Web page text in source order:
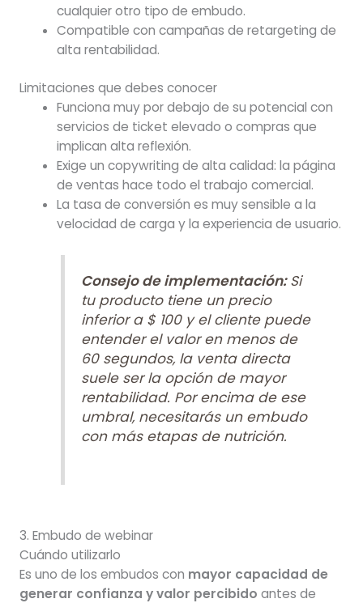
cualquier otro tipo de embudo.
Compatible con campañas de retargeting de
alta rentabilidad.
Limitaciones que debes conocer
Funciona muy por debajo de su potencial con
servicios de ticket elevado o compras que
implican alta reflexión.
Exige un copywriting de alta calidad: la página
de ventas hace todo el trabajo comercial.
La tasa de conversión es muy sensible a la
velocidad de carga y la experiencia de usuario.
Consejo de implementación:Si
tu producto tiene un precio
inferior a $ 100 y el cliente puede
entender el valor en menos de
60 segundos, la venta directa
suele ser la opción de mayor
rentabilidad. Por encima de ese
umbral, necesitarás un embudo
con más etapas de nutrición.
3. Embudo de webinar
Cuándo utilizarlo
Es uno de los embudos con mayor capacidad de
generar confianza y valor percibido antes de